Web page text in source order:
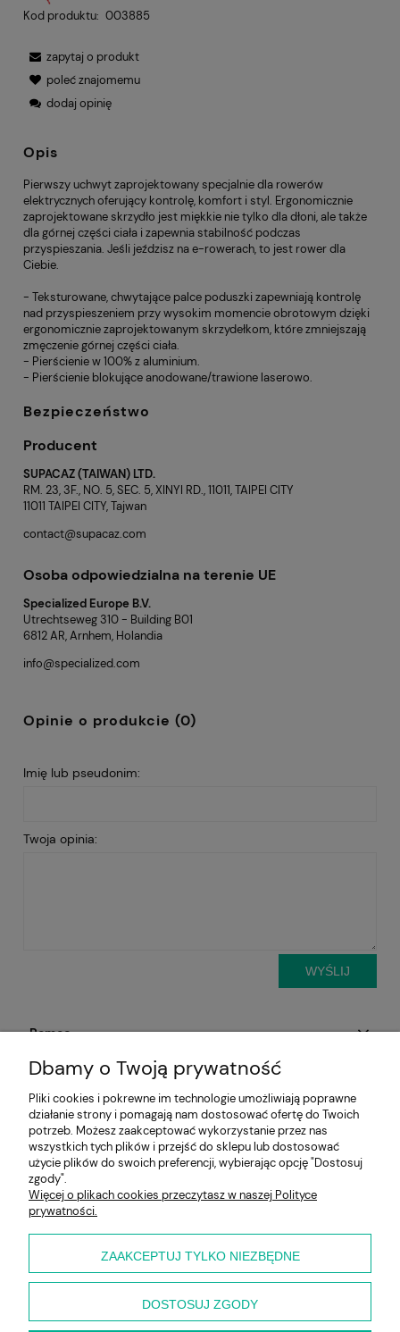
Kod produktu: 003885
zapytaj o produkt
poleć znajomemu
dodaj opinię
Opis
Pierwszy uchwyt zaprojektowany specjalnie dla rowerów
elektrycznych oferujący kontrolę, komfort i styl. Ergonomicznie
zaprojektowane skrzydło jest miękkie nie tylko dla dłoni, ale także
dla górnej części ciała i zapewnia stabilność podczas
przyspieszania. Jeśli jeździsz na e-rowerach, to jest rower dla
Ciebie.
- Teksturowane, chwytające palce poduszki zapewniają kontrolę
nad przyspieszeniem przy wysokim momencie obrotowym dzięki
ergonomicznie zaprojektowanym skrzydełkom, które zmniejszają
zmęczenie górnej części ciała.
- Pierścienie w 100% z aluminium.
- Pierścienie blokujące anodowane/trawione laserowo.
Bezpieczeństwo
Producent
SUPACAZ (TAIWAN) LTD.
RM. 23, 3F., NO. 5, SEC. 5, XINYI RD., 11011, TAIPEI CITY
11011 TAIPEI CITY, Tajwan
contact@supacaz.com
Osoba odpowiedzialna na terenie UE
Specialized Europe B.V.
Utrechtseweg 310 - Building B01
6812 AR, Arnhem, Holandia
info@specialized.com
Opinie o produkcie (0)
Imię lub pseudonim:
Twoja opinia:
WYŚLIJ
Pomoc
Aktualności
Moje konto
Płatności i dostawa
Informacje
Dbamy o Twoją prywatność
Pliki cookies i pokrewne im technologie umożliwiają poprawne
działanie strony i pomagają nam dostosować ofertę do Twoich
potrzeb. Możesz zaakceptować wykorzystanie przez nas
wszystkich tych plików i przejść do sklepu lub dostosować
użycie plików do swoich preferencji, wybierając opcję "Dostosuj
zgody".
Więcej o plikach cookies przeczytasz w naszej Polityce
prywatności.
ZAAKCEPTUJ TYLKO NIEZBĘDNE
DOSTOSUJ ZGODY